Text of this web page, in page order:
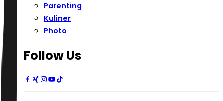
Parenting
Kuliner
Photo
Follow Us